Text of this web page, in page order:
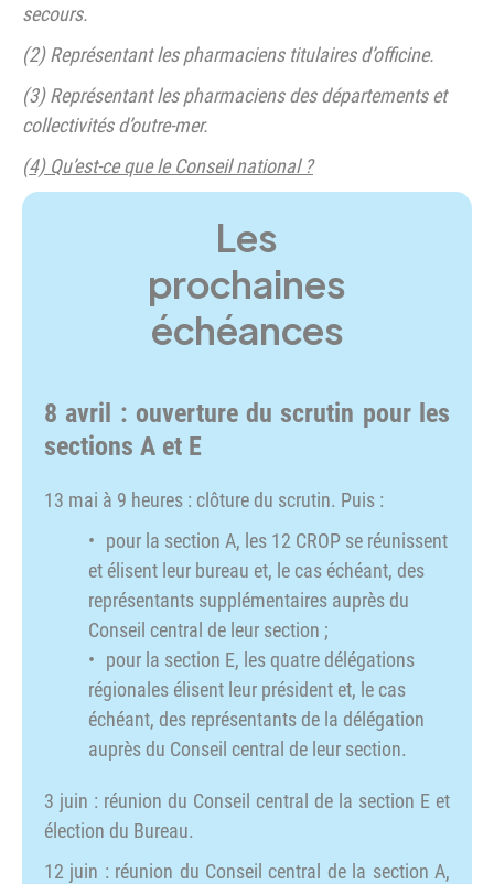
secours.
(2) Représentant les pharmaciens titulaires d’officine.
(3) Représentant les pharmaciens des départements et
collectivités d’outre-mer.
(4) Qu’est-ce que le Conseil national ?
Les
prochaines
échéances
8 avril : ouverture du scrutin pour les
sections A et E
13 mai à 9 heures : clôture du scrutin. Puis :
pour la section A, les 12 CROP se réunissent
et élisent leur bureau et, le cas échéant, des
représentants supplémentaires auprès du
Conseil central de leur section ;
pour la section E, les quatre délégations
régionales élisent leur président et, le cas
échéant, des représentants de la délégation
auprès du Conseil central de leur section.
3 juin : réunion du Conseil central de la section E et
élection du Bureau.
12 juin : réunion du Conseil central de la section A,